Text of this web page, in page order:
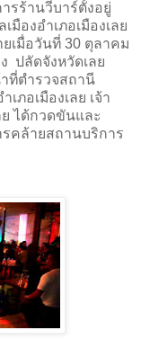
รร้านวีบาร์ตั้งอยู่
มืองอำเภอเมืองเลย
เมื่อวันที่ 30 ตุลาคม
ปลัดจังหวัดเลย
าที่ตำรวจสถานี
ภอเมืองเลย เจ้า
ได้กวดขันและ
คล้ายสถานบริการ